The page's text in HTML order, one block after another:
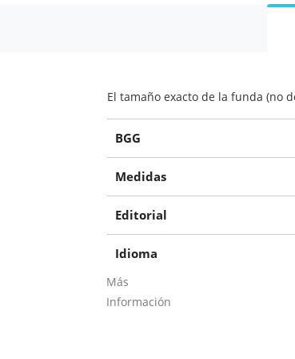
El tamaño exacto de la funda (no
Más
Información
BGG
Medidas
Editorial
Idioma